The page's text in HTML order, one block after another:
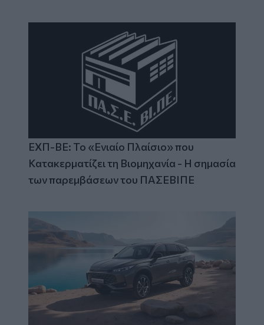
ΕΧΠ-ΒΕ: Το «Ενιαίο Πλαίσιο» που
Κατακερματίζει τη Βιομηχανία - Η σημασία
των παρεμβάσεων του ΠΑΣΕΒΙΠΕ